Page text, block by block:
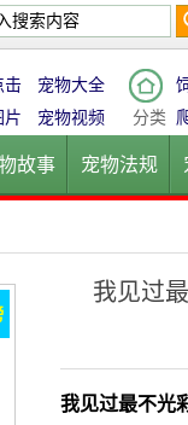
击
宠物大全
片
宠物视频 分类
故事 宠物法规
我见过
我见过最不光